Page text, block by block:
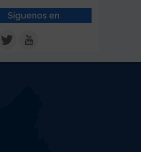
Síguenos en